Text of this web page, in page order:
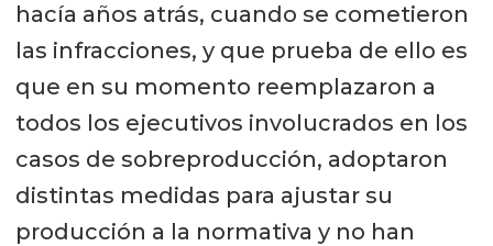
hacía años atrás, cuando se cometieron
las infracciones, y que prueba de ello es
que en su momento reemplazaron a
todos los ejecutivos involucrados en los
casos de sobreproducción, adoptaron
distintas medidas para ajustar su
producción a la normativa y no han